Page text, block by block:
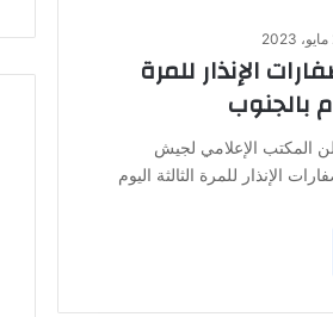
الإنذار للمرة
بالجنوب
المكتب الإعلامي لجيش
الإنذار للمرة الثالثة اليوم